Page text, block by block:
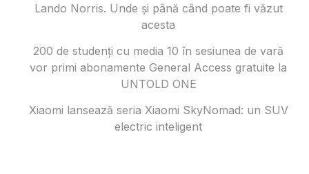
Lando Norris. Unde și până când poate fi văzut
acesta
200 de studenți cu media 10 în sesiunea de vară
vor primi abonamente General Access gratuite la
UNTOLD ONE
Xiaomi lansează seria Xiaomi SkyNomad: un SUV
electric inteligent